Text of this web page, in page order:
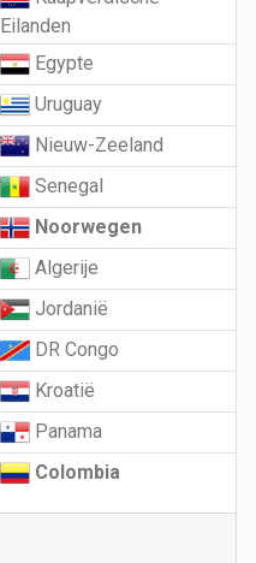
Eilanden
Egypte
Uruguay
Nieuw-Zeeland
Senegal
Noorwegen
Algerije
Jordanië
DR Congo
Kroatië
Panama
Colombia